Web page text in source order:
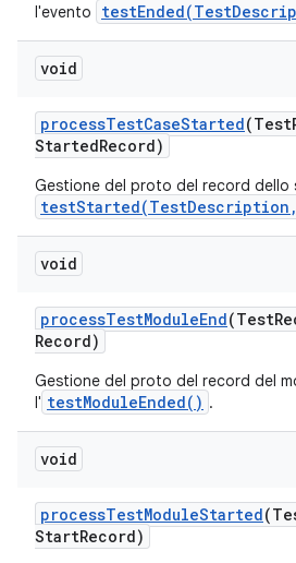
l'evento
void
processTestCaseStarted(Test
StartedRecord)
Gestione del proto del record
void
processTestModuleEnd(Test
Record)
Gestione del proto del record del
l' testModuleEnded() .
void
processTestModuleStarted
StartRecord)